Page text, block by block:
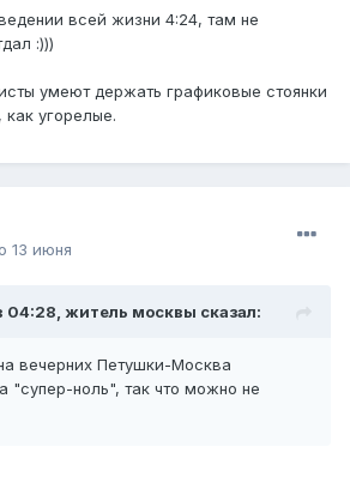
всей жизни 4:24, там не
:)))
умеют держать графиковые стоянки
как угорелые.
13 июня
04:28, житель москвы сказал:
вечерних Петушки-Москва
"супер-ноль", так что можно не